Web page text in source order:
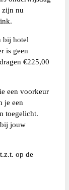
zijn nu
.
bij hotel
is geen
€225,00
een voorkeur
je een
toegelicht.
jouw
op de